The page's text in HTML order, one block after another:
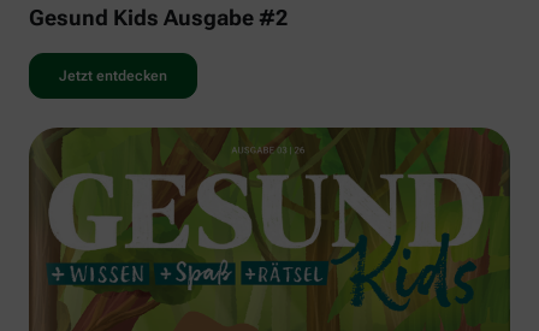
Gesund Kids Ausgabe #2
Jetzt entdecken